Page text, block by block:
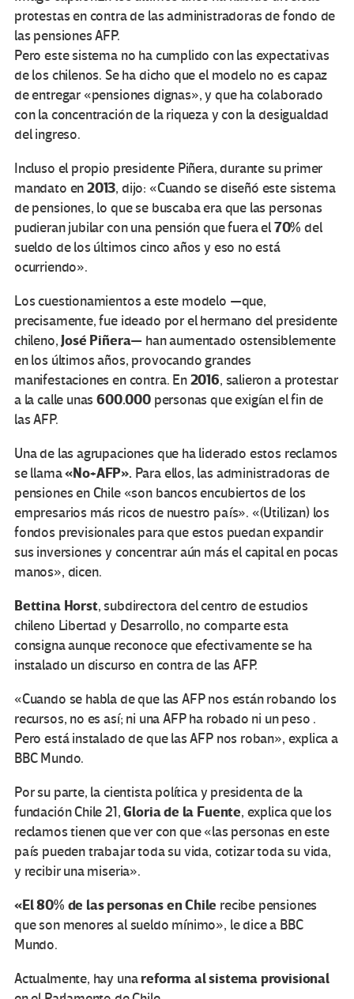
protestas en contra de las administradoras de fondo de
las pensiones AFP.
Pero este sistema no ha cumplido con las expectativas
de los chilenos. Se ha dicho que el modelo no es capaz
de entregar «pensiones dignas», y que ha colaborado
con la concentración de la riqueza y con la desigualdad
del ingreso.
Incluso el propio presidente Piñera, durante su primer
mandato en2013, dijo: «Cuando se diseñó este sistema
de pensiones, lo que se buscaba era que las personas
pudieran jubilar con una pensión que fuera el70% del
sueldo de los últimos cinco años y eso no está
ocurriendo».
Los cuestionamientos a este modelo —que,
precisamente, fue ideado por el hermano del presidente
chileno,José Piñera— han aumentado ostensiblemente
en los últimos años, provocando grandes
manifestaciones en contra. En2016, salieron a protestar
a la calle unas600.000personas que exigían el fin de
las AFP.
Una de las agrupaciones que ha liderado estos reclamos
se llama«No+AFP». Para ellos, las administradoras de
pensiones en Chile «son bancos encubiertos de los
empresarios más ricos de nuestro país». «(Utilizan) los
fondos previsionales para que estos puedan expandir
sus inversiones y concentrar aún más el capital en pocas
manos», dicen.
Bettina Horst, subdirectora del centro de estudios
chileno Libertad y Desarrollo, no comparte esta
consigna aunque reconoce que efectivamente se ha
instalado un discurso en contra de las AFP.
«Cuando se habla de que las AFP nos están robando los
recursos, no es así; ni una AFP ha robado ni un peso .
Pero está instalado de que las AFP nos roban», explica a
BBC Mundo.
Por su parte, la cientista política y presidenta de la
fundación Chile 21,Gloria de la Fuente, explica que los
reclamos tienen que ver con que «las personas en este
país pueden trabajar toda su vida, cotizar toda su vida,
y recibir una miseria».
«El 80% de las personas en Chile recibe pensiones
que son menores al sueldo mínimo», le dice a BBC
Mundo.
Actualmente, hay unareforma al sistema provisional